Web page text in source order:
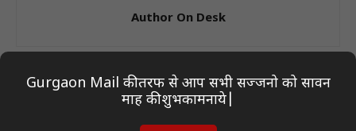
Author On Desk
Gurgaon Mail की तरफ से आप सभी सज्जनो को सावन
माह की शुभकामनाये|